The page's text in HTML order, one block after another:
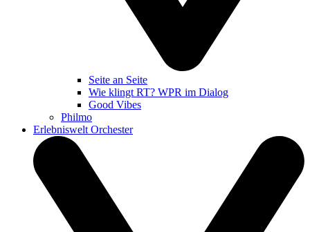
Seite an Seite
Wie klingt RT? WPR im Dialog
Good Vibes
Philmo
Erlebniswelt Orchester